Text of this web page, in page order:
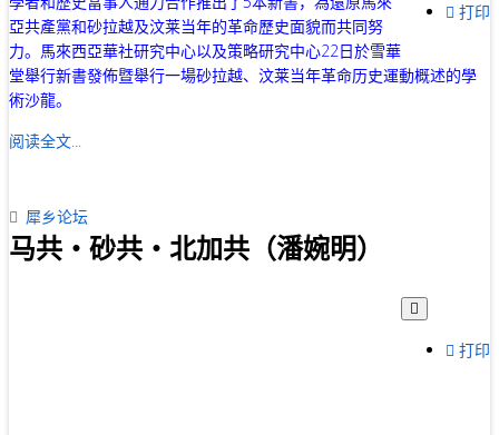
打印
亞共產黨和砂拉越及汶莱当年的革命歷史面貌而共同努
力。馬來西亞華社研究中心以及策略研究中心22日於雪華
堂舉行新書發佈暨舉行一場砂拉越、汶莱当年革命历史運動概述的學
術沙龍。
阅读全文...
犀乡论坛
马共‧砂共‧北加共（潘婉明）
打印